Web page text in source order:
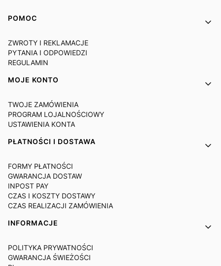
Linki w stopce
POMOC
ZWROTY I REKLAMACJE
PYTANIA I ODPOWIEDZI
REGULAMIN
MOJE KONTO
TWOJE ZAMÓWIENIA
PROGRAM LOJALNOŚCIOWY
USTAWIENIA KONTA
PŁATNOŚCI I DOSTAWA
FORMY PŁATNOŚCI
GWARANCJA DOSTAW
INPOST PAY
CZAS I KOSZTY DOSTAWY
CZAS REALIZACJI ZAMÓWIENIA
INFORMACJE
POLITYKA PRYWATNOŚCI
GWARANCJA ŚWIEŻOŚCI